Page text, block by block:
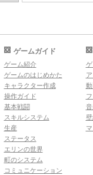
ゲームガイド
ゲーム紹介
ゲームのはじめかた
キャラクター作成
操作ガイド
基本戦闘
スキルシステム
生産
ステータス
エリンの世界
町のシステム
コミュニケーション